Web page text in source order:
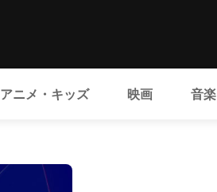
アニメ・キッズ 映画 音楽